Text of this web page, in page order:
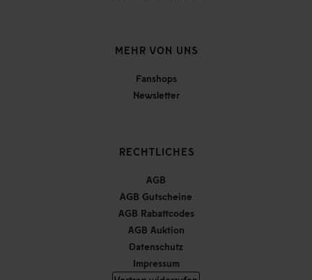
MEHR VON UNS
Fanshops
Newsletter
RECHTLICHES
AGB
AGB Gutscheine
AGB Rabattcodes
AGB Auktion
Datenschutz
Impressum